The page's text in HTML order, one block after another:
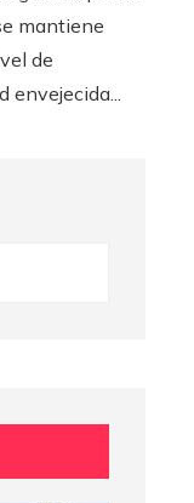
mantiene
de
envejecida...